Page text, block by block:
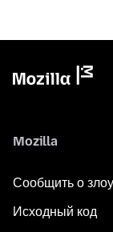
Mozilla
Сообщить о
Исходный код